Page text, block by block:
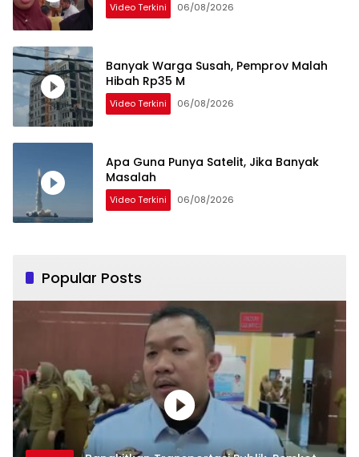
Video Terkini 06/08/2026
Banyak Warga Susah, Pemprov Malah
Hibah Rp35 M
Video Terkini 06/08/2026
Apa Guna Punya Satelit, Jika Banyak
Masalah
Video Terkini 06/08/2026
Popular Posts